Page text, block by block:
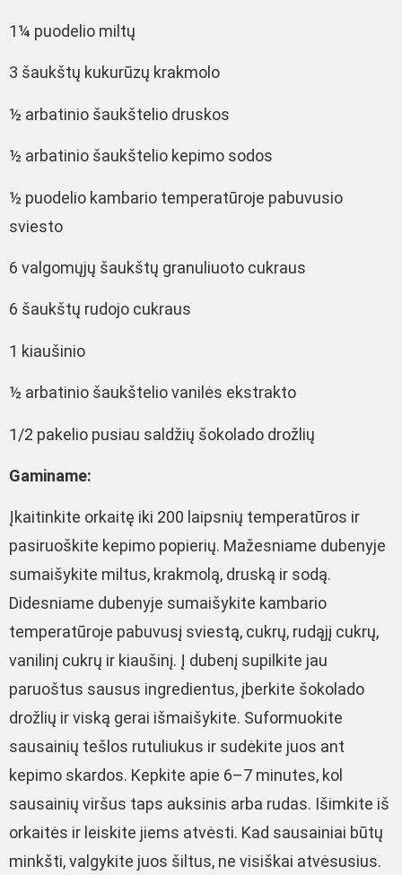
1¼ puodelio miltų
3 šaukštų kukurūzų krakmolo
½ arbatinio šaukštelio druskos
½ arbatinio šaukštelio kepimo sodos
½ puodelio kambario temperatūroje pabuvusio
sviesto
6 valgomųjų šaukštų granuliuoto cukraus
6 šaukštų rudojo cukraus
1 kiaušinio
½ arbatinio šaukštelio vanilės ekstrakto
1/2 pakelio pusiau saldžių šokolado drožlių
Gaminame:
Įkaitinkite orkaitę iki 200 laipsnių temperatūros ir
pasiruoškite kepimo popierių. Mažesniame dubenyje
sumaišykite miltus, krakmolą, druską ir sodą.
Didesniame dubenyje sumaišykite kambario
temperatūroje pabuvusį sviestą, cukrų, rudąjį cukrų,
vanilinį cukrų ir kiaušinį. Į dubenį supilkite jau
paruoštus sausus ingredientus, įberkite šokolado
drožlių ir viską gerai išmaišykite. Suformuokite
sausainių tešlos rutuliukus ir sudėkite juos ant
kepimo skardos. Kepkite apie 6–7 minutes, kol
sausainių viršus taps auksinis arba rudas. Išimkite iš
orkaitės ir leiskite jiems atvėsti. Kad sausainiai būtų
minkšti, valgykite juos šiltus, ne visiškai atvėsusius.